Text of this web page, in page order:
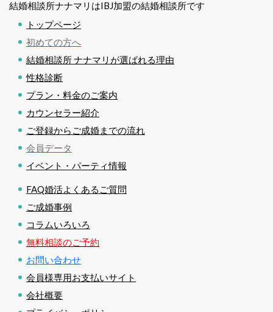
結婚相談所ナナマリはIBJ加盟の結婚相談所です
トップページ
初めての方へ
結婚相談所 ナナマリが選ばれる理由
性格診断
プラン・料金のご案内
カウンセラー紹介
ご登録からご成婚までの流れ
会員データ
イベント・パーティ情報
FAQ婚活よくあるご質問
ご成婚事例
コラムいろいろ
無料相談のご予約
お問い合わせ
会員様専用お支払いサイト
会社概要